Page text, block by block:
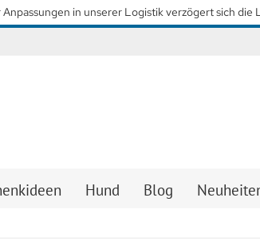
möglich wieder unsere gewohnten Lieferzeiten zu
Hund Blog